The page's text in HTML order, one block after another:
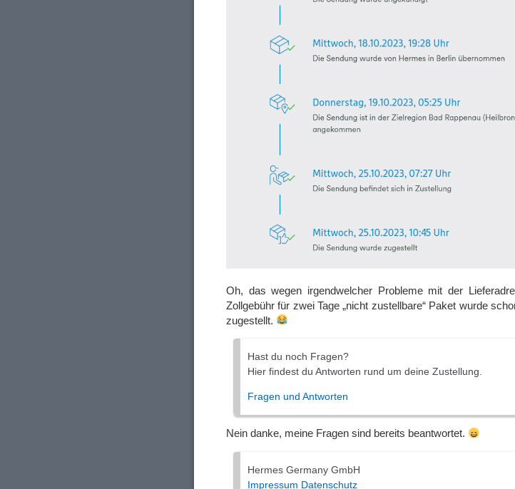
Oh, das wegen irgendwelcher Probleme mit der
Zollgebühr für zwei Tage „nicht zustellbare“ Paket wurde
zugestellt.
Hast du noch Fragen?
Hier findest du Antworten rund um deine Zustellung.
Fragen und Antworten
Nein danke, meine Fragen sind bereits beantwortet.
Hermes Germany GmbH
Impressum Datenschutz